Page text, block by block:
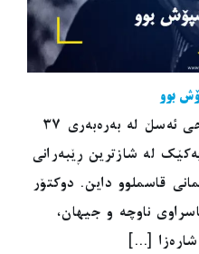
بوو
شار ڕەشپۆش بوو ناسر ساڵحی ئەسڵ لە بەرەبەری ٣٧
لە شازترین ڕێبەرانی
قاسملوو داین. دوکتۆر
ناوچە و جیهان،
[...]